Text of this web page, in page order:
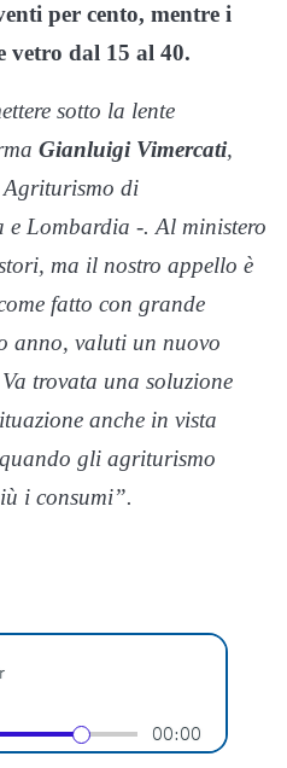
per cento, mentre i
vetro dal 15 al 40.
sotto la lente
Gianluigi Vimercati,
Agriturismo di
e Lombardia -. Al ministero
ma il nostro appello è
fatto con grande
anno, valuti un nuovo
trovata una soluzione
anche in vista
gli agriturismo
i consumi”.